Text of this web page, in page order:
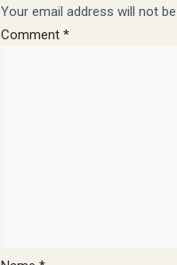
Your email address will not
Comment*